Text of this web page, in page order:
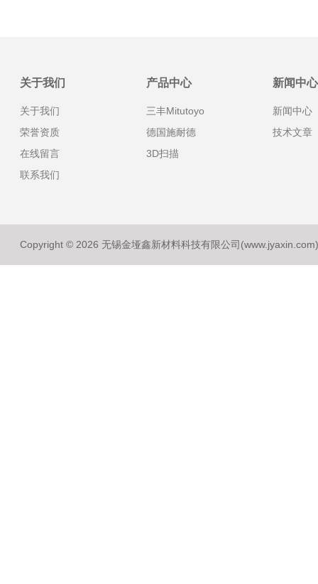
关于我们
关于我们
荣誉资质
在线留言
联系我们
产品中心
三丰Mitutoyo
德国施耐德
3D扫描
新闻中心
新闻中心
技术文章
Copyright © 2026 无锡金垭鑫新材料科技有限公司